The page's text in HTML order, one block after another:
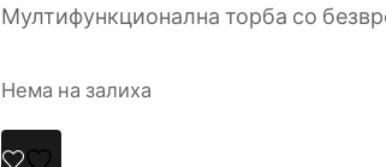
Мултифункционална торба со
Нема на залиха